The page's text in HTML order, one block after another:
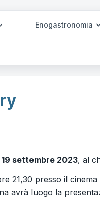
Enogastronomia
19 settembre 2023, al
21,30 presso il cinema
avrà luogo la